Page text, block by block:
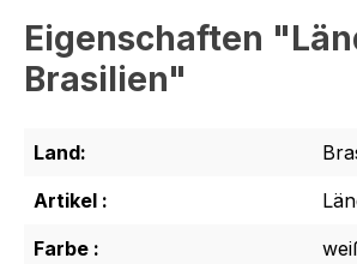
Eigenschaften
Brasilien"
Land:
Artikel :
Farbe :